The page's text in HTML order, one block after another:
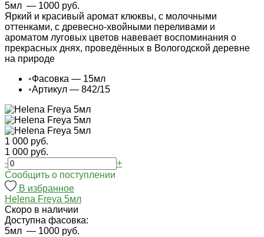
5мл — 1000 руб.
Яркий и красивый аромат клюквы, с молочными
оттенками, с древесно-хвойными переливами и
ароматом луговых цветов навевает воспоминания о
прекрасных днях, проведённых в Вологодской деревне
на природе
•Фасовка — 15мл
•Артикул — 842/15
1 000 руб.
1 000 руб.
-
+
Cообщить о поступлении
В избранное
Helena Freya 5мл
Cкоро в наличии
Доступна фасовка:
5мл — 1000 руб.